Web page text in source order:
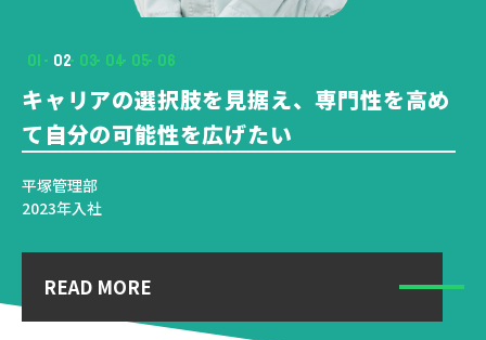
01 02 03 04 05 06
キャリアの選択肢を見据え、専門性を高め
て自分の可能性を広げたい
平塚管理部
2023年入社
READ MORE